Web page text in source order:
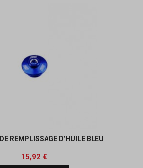
REMPLISSAGE D’HUILE BLEU
Prix
15,92 €